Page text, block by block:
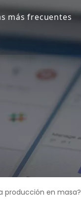
más frecuentes
producción en masa?